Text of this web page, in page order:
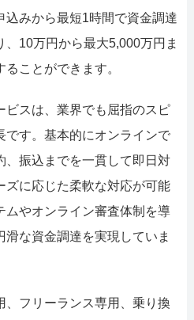
込みから最短1時間で資金調達
10万円から最大5,000万円ま
ことができます。
ビスは、業界でも屈指のスピ
です。基本的にオンラインで
、振込までを一貫して即日対
ズに応じた柔軟な対応が可能
ムやオンライン審査体制を導
滑な資金調達を実現していま
、フリーランス専用、乗り換